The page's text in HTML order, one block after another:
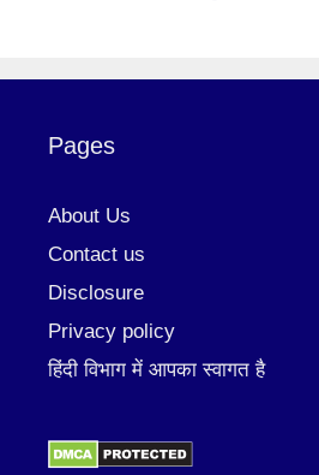
Pages
About Us
Contact us
Disclosure
Privacy policy
हिंदी विभाग में आपका स्वागत है